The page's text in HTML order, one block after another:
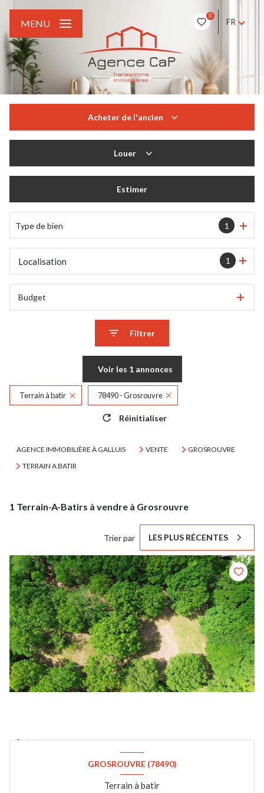
0
FR
MENU
Acheter de l'ancien
Louer
Estimer
Type de bien 1
1
Localisation
Budget
Filtrer
Voir les 1annonces
Terrain à batir 78490 - Grosrouvre
Réinitialiser
AGENCE IMMOBILIÈRE À GALLUIS VENTE
GROSROUVRE
TERRAIN A BATIR
1 Terrain-A-Batirs à vendre à Grosrouvre
Trier par LES PLUS RÉCENTES
GROSROUVRE (78490)
Terrain à batir